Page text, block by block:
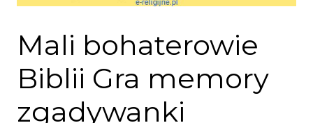
Mali bohaterowie
Biblii Gra memory
zgadywanki